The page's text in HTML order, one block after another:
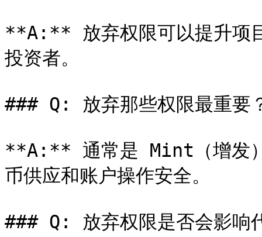
**A:** 放弃权限可以提升项
投资者。
### Q: 放弃那些权限最重要
**A:** 通常是 Mint（增发
币供应和账户操作安全。
### Q: 放弃权限是否会影响